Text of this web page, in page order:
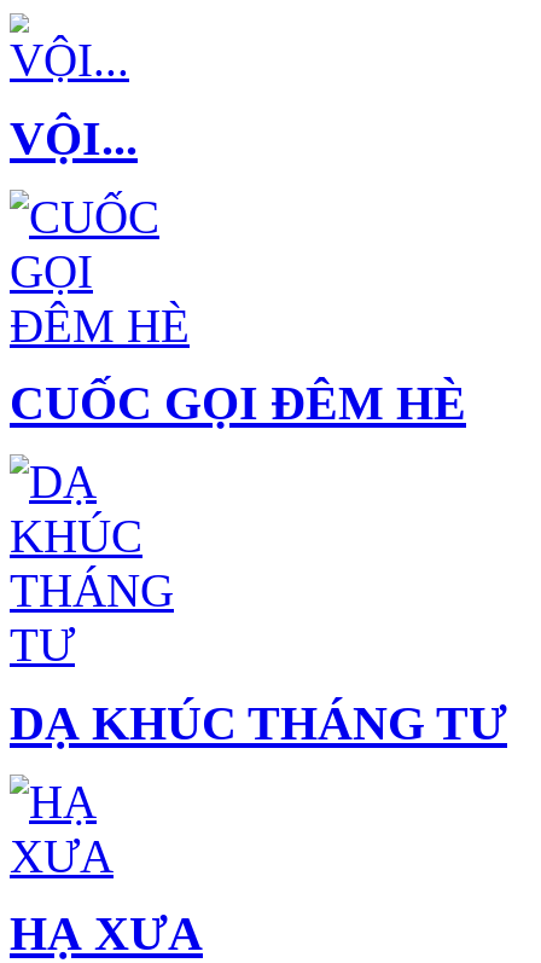
VỘI...
CUỐC GỌI ĐÊM HÈ
DẠ KHÚC THÁNG TƯ
HẠ XƯA